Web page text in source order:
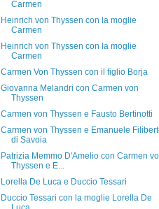
Carmen
Heinrich von Thyssen con la moglie
Carmen
Heinrich von Thyssen con la moglie
Carmen
Carmen Von Thyssen con il figlio Borja
Giovanna Melandri con Carmen von
Thyssen
Carmen von Thyssen e Fausto Bertinotti
Carmen von Thyssen e Emanuele
di Savoia
Patrizia Memmo D'Amelio con Carmen
Thyssen e E...
Lorella De Luca e Duccio Tessari
Duccio Tessari con la moglie Lorella De